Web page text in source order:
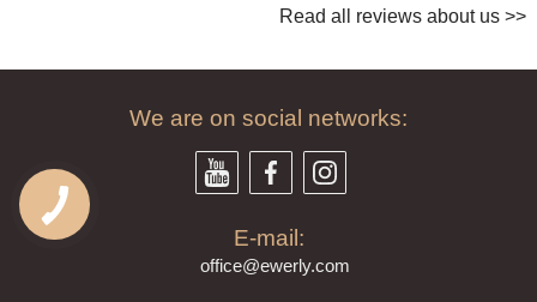
Read all reviews about us >>
We are on social networks:
E-mail:
office@ewerly.com